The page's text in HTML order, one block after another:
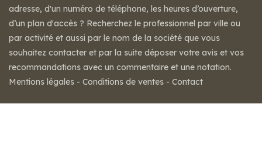
adresse, d'un numéro de téléphone, les heures d’ouverture,
d’un plan d'accès ? Recherchez le professionnel par ville ou
par activité et aussi par le nom de la société que vous
souhaitez contacter et par la suite déposer votre avis et vos
recommandations avec un commentaire et une notation.
Mentions légales - Conditions de ventes - Contact